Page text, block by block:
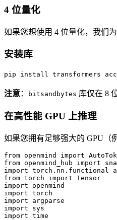
4 位量化
如果您想使用 4 位量化，我们
安装库
pip install transformers
注意： bitsandbytes 库仅在 8
在高性能 GPU 上推理
如果您拥有足够强大的 GPU（
from openmind import
from openmind_hub import
import torch.nn.functional
from torch import Tensor
import openmind
import torch
import argparse
import sys
import time